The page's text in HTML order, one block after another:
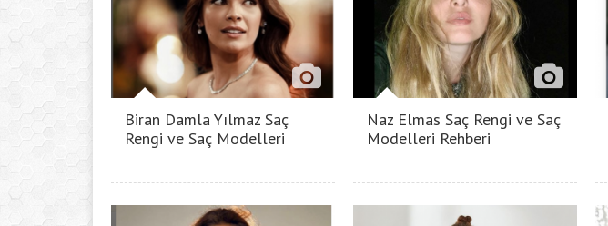
Biran Damla Yılmaz Saç
Rengi ve Saç Modelleri
Naz Elmas Saç Rengi ve Saç
Modelleri Rehberi